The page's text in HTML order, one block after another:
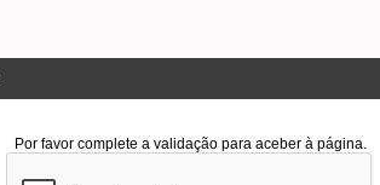
Por favor complete a validação para aceber à página.